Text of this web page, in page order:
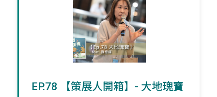
EP.78 【策展人開箱】- 大地瑰寶